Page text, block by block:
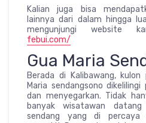
Kalian juga bisa
lainnya dari dalam hingga
mengunjungi website
febui.com/
Gua Maria
Berada di Kalibawang,
Maria sendangsono
dan menyegarkan. Tidak
banyak wisatawan
sendang yang di percaya